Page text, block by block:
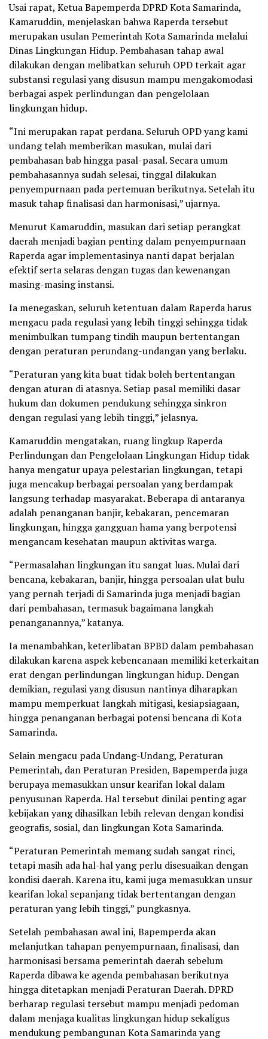
Usai rapat, Ketua Bapemperda DPRD Kota Samarinda,
Kamaruddin, menjelaskan bahwa Raperda tersebut
merupakan usulan Pemerintah Kota Samarinda melalui
Dinas Lingkungan Hidup. Pembahasan tahap awal
dilakukan dengan melibatkan seluruh OPD terkait agar
substansi regulasi yang disusun mampu mengakomodasi
berbagai aspek perlindungan dan pengelolaan
lingkungan hidup.
“Ini merupakan rapat perdana. Seluruh OPD yang kami
undang telah memberikan masukan, mulai dari
pembahasan bab hingga pasal-pasal. Secara umum
pembahasannya sudah selesai, tinggal dilakukan
penyempurnaan pada pertemuan berikutnya. Setelah itu
masuk tahap finalisasi dan harmonisasi,” ujarnya.
Menurut Kamaruddin, masukan dari setiap perangkat
daerah menjadi bagian penting dalam penyempurnaan
Raperda agar implementasinya nanti dapat berjalan
efektif serta selaras dengan tugas dan kewenangan
masing-masing instansi.
Ia menegaskan, seluruh ketentuan dalam Raperda harus
mengacu pada regulasi yang lebih tinggi sehingga tidak
menimbulkan tumpang tindih maupun bertentangan
dengan peraturan perundang-undangan yang berlaku.
“Peraturan yang kita buat tidak boleh bertentangan
dengan aturan di atasnya. Setiap pasal memiliki dasar
hukum dan dokumen pendukung sehingga sinkron
dengan regulasi yang lebih tinggi,” jelasnya.
Kamaruddin mengatakan, ruang lingkup Raperda
Perlindungan dan Pengelolaan Lingkungan Hidup tidak
hanya mengatur upaya pelestarian lingkungan, tetapi
juga mencakup berbagai persoalan yang berdampak
langsung terhadap masyarakat. Beberapa di antaranya
adalah penanganan banjir, kebakaran, pencemaran
lingkungan, hingga gangguan hama yang berpotensi
mengancam kesehatan maupun aktivitas warga.
“Permasalahan lingkungan itu sangat luas. Mulai dari
bencana, kebakaran, banjir, hingga persoalan ulat bulu
yang pernah terjadi di Samarinda juga menjadi bagian
dari pembahasan, termasuk bagaimana langkah
penanganannya,” katanya.
Ia menambahkan, keterlibatan BPBD dalam pembahasan
dilakukan karena aspek kebencanaan memiliki keterkaitan
erat dengan perlindungan lingkungan hidup. Dengan
demikian, regulasi yang disusun nantinya diharapkan
mampu memperkuat langkah mitigasi, kesiapsiagaan,
hingga penanganan berbagai potensi bencana di Kota
Samarinda.
Selain mengacu pada Undang-Undang, Peraturan
Pemerintah, dan Peraturan Presiden, Bapemperda juga
berupaya memasukkan unsur kearifan lokal dalam
penyusunan Raperda. Hal tersebut dinilai penting agar
kebijakan yang dihasilkan lebih relevan dengan kondisi
geografis, sosial, dan lingkungan Kota Samarinda.
“Peraturan Pemerintah memang sudah sangat rinci,
tetapi masih ada hal-hal yang perlu disesuaikan dengan
kondisi daerah. Karena itu, kami juga memasukkan unsur
kearifan lokal sepanjang tidak bertentangan dengan
peraturan yang lebih tinggi,” pungkasnya.
Setelah pembahasan awal ini, Bapemperda akan
melanjutkan tahapan penyempurnaan, finalisasi, dan
harmonisasi bersama pemerintah daerah sebelum
Raperda dibawa ke agenda pembahasan berikutnya
hingga ditetapkan menjadi Peraturan Daerah. DPRD
berharap regulasi tersebut mampu menjadi pedoman
dalam menjaga kualitas lingkungan hidup sekaligus
mendukung pembangunan Kota Samarinda yang